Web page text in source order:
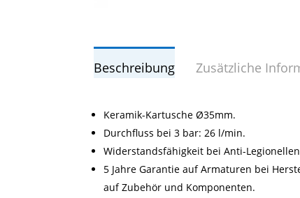
Beschreibung Zusätzliche
Keramik-Kartusche Ø35mm.
Durchfluss bei 3 bar: 26 l/min.
Widerstandsfähigkeit bei Anti-
5 Jahre Garantie auf Armaturen bei
auf Zubehör und Komponenten.